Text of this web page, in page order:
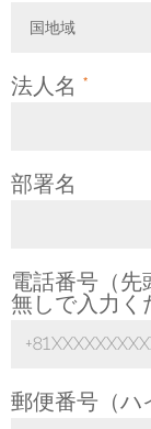
国地域
法人名 *
部署名
電話番号（先
無しで入力く
郵便番号（ハ